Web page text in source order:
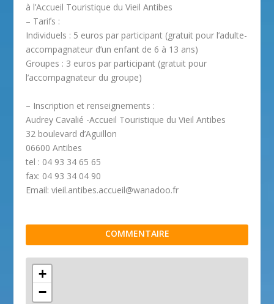
à l’Accueil Touristique du Vieil Antibes
– Tarifs :
Individuels : 5 euros par participant (gratuit pour l’adulte-
accompagnateur d’un enfant de 6 à 13 ans)
Groupes : 3 euros par participant (gratuit pour
l’accompagnateur du groupe)
– Inscription et renseignements :
Audrey Cavalié -Accueil Touristique du Vieil Antibes
32 boulevard d’Aguillon
06600 Antibes
tel : 04 93 34 65 65
fax: 04 93 34 04 90
Email: vieil.antibes.accueil@wanadoo.fr
COMMENTAIRE
+
−